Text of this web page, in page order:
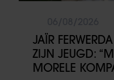
JAÏR
ZIJN JEUGD:
MORELE